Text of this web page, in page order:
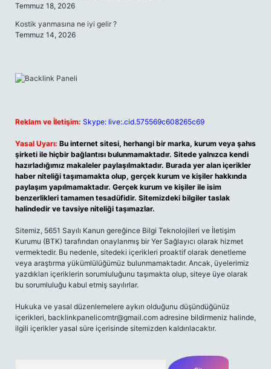
Temmuz 18, 2026
Kostik yanmasına ne iyi gelir ?
Temmuz 14, 2026
Reklam ve İletişim: Skype: live:.cid.575569c608265c69
Yasal Uyarı: Bu internet sitesi, herhangi bir marka, kurum veya şahıs
şirketi ile hiçbir bağlantısı bulunmamaktadır. Sitede yalnızca kendi
hazırladığımız makaleler paylaşılmaktadır. Burada yer alan içerikler
haber niteliği taşımamakta olup, gerçek kurum ve kişiler hakkında
paylaşım yapılmamaktadır. Gerçek kurum ve kişiler ile isim
benzerlikleri tamamen tesadüfidir. Sitemizdeki bilgiler taslak
halindedir ve tavsiye niteliği taşımazlar.
Sitemiz, 5651 Sayılı Kanun gereğince Bilgi Teknolojileri ve İletişim
Kurumu (BTK) tarafından onaylanmış bir Yer Sağlayıcı olarak hizmet
vermektedir. Bu nedenle, sitedeki içerikleri proaktif olarak denetleme
veya araştırma yükümlülüğümüz bulunmamaktadır. Ancak, üyelerimiz
yazdıkları içeriklerin sorumluluğunu taşımakta olup, siteye üye olarak
bu sorumluluğu kabul etmiş sayılırlar.
Hukuka ve yasal düzenlemelere aykırı olduğunu düşündüğünüz
içerikleri, backlinkpanelicomtr@gmail.com adresine bildirmeniz halinde,
ilgili içerikler yasal süre içerisinde sitemizden kaldırılacaktır.